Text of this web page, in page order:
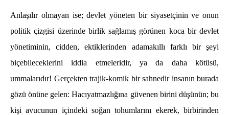
Anlaşılır olmayan ise; devlet yöneten bir siyasetçinin ve onun
politik çizgisi üzerinde birlik sağlamış görünen koca bir devlet
yönetiminin, cidden, ektiklerinden adamakıllı farklı bir şeyi
biçebileceklerini iddia etmeleridir, ya da daha kötüsü,
ummalarıdır! Gerçekten trajik-komik bir sahnedir insanın burada
gözü önüne gelen: Hacıyatmazlığına güvenen birini düşünün; bu
kişi avucunun içindeki soğan tohumlarını ekerek, birbirinden